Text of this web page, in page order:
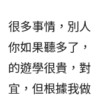
很多事情，別
你如果聽多了
的遊學很貴，
宜，但根據我